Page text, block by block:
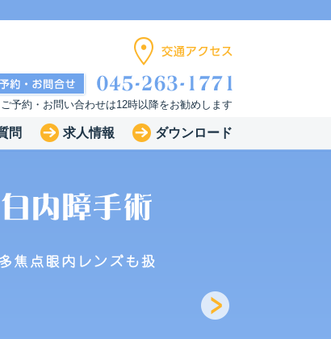
予約・お問い合わせは12時以降をお勧めします
問 求人情報 ダウンロード